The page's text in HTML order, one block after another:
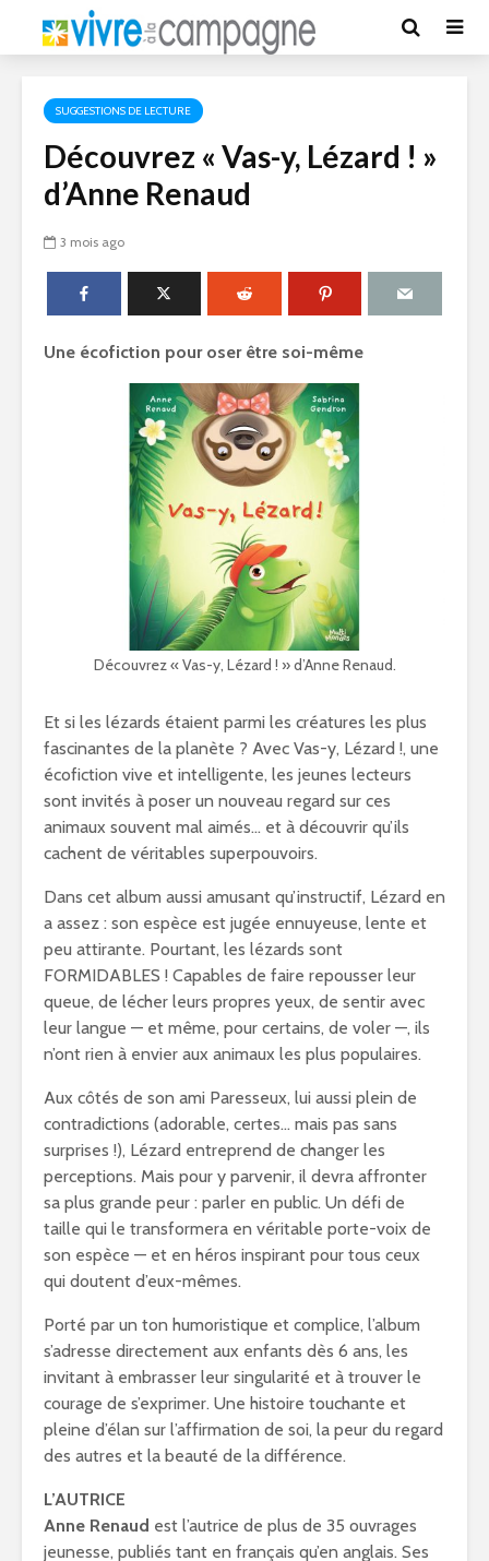
SUGGESTIONS DE LECTURE
Découvrez « Vas-y, Lézard ! »
d’Anne Renaud
3 mois ago
Une écofiction pour oser être soi-même
Découvrez « Vas-y, Lézard ! » d’Anne Renaud.
Et si les lézards étaient parmi les créatures les plus
fascinantes de la planète ? Avec Vas-y, Lézard !, une
écofiction vive et intelligente, les jeunes lecteurs
sont invités à poser un nouveau regard sur ces
animaux souvent mal aimés… et à découvrir qu’ils
cachent de véritables superpouvoirs.
Dans cet album aussi amusant qu’instructif, Lézard en
a assez : son espèce est jugée ennuyeuse, lente et
peu attirante. Pourtant, les lézards sont
FORMIDABLES ! Capables de faire repousser leur
queue, de lécher leurs propres yeux, de sentir avec
leur langue — et même, pour certains, de voler —, ils
n’ont rien à envier aux animaux les plus populaires.
Aux côtés de son ami Paresseux, lui aussi plein de
contradictions (adorable, certes… mais pas sans
surprises !), Lézard entreprend de changer les
perceptions. Mais pour y parvenir, il devra affronter
sa plus grande peur : parler en public. Un défi de
taille qui le transformera en véritable porte-voix de
son espèce — et en héros inspirant pour tous ceux
qui doutent d’eux-mêmes.
Porté par un ton humoristique et complice, l’album
s’adresse directement aux enfants dès 6 ans, les
invitant à embrasser leur singularité et à trouver le
courage de s’exprimer. Une histoire touchante et
pleine d’élan sur l’affirmation de soi, la peur du regard
des autres et la beauté de la différence.
L’AUTRICE
Anne Renaud est l’autrice de plus de 35 ouvrages
jeunesse, publiés tant en français qu’en anglais. Ses